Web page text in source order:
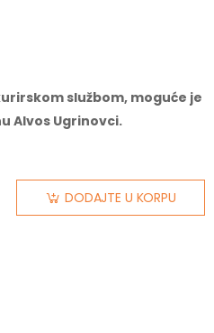
službom, moguće je
Alvos Ugrinovci.
DODAJTE U KORPU